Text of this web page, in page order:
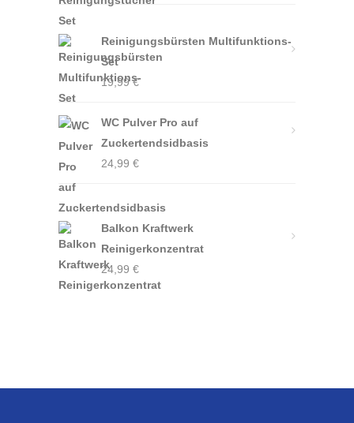
Reinigungsbürsten Multifunktions-
Set
19,99€
WC Pulver Pro auf
Zuckertendsidbasis
24,99 €
Balkon Kraftwerk
Reinigerkonzentrat
24,99 €